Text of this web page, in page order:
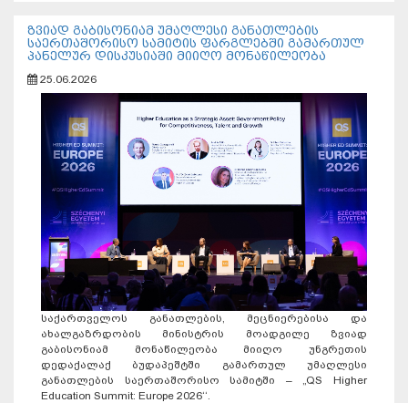
ზვიად გაბისონიამ უმაღლესი განათლების
საერთაშორისო სამიტის ფარგლებში გამართულ
პანელურ დისკუსიაში მიიღო მონაწილეობა
25.06.2026
საქართველოს განათლების, მეცნიერებისა და
ახალგაზრდობის მინისტრის მოადგილე ზვიად
გაბისონიამ მონაწილეობა მიიღო უნგრეთის
დედაქალაქ ბუდაპეშტში გამართულ უმაღლესი
განათლების საერთაშორისო სამიტში – „QS Higher
Education Summit: Europe 2026‘‘.